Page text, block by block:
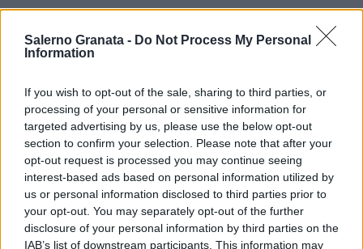
Salerno Granata - Do Not Process My Personal
Information
If you wish to opt-out of the sale, sharing to third parties, or
processing of your personal or sensitive information for
targeted advertising by us, please use the below opt-out
section to confirm your selection. Please note that after your
opt-out request is processed you may continue seeing
interest-based ads based on personal information utilized by
us or personal information disclosed to third parties prior to
your opt-out. You may separately opt-out of the further
disclosure of your personal information by third parties on the
IAB’s list of downstream participants. This information may